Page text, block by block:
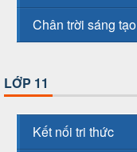
Chân trời sáng tạo
LỚP 11
Kết nối tri thức